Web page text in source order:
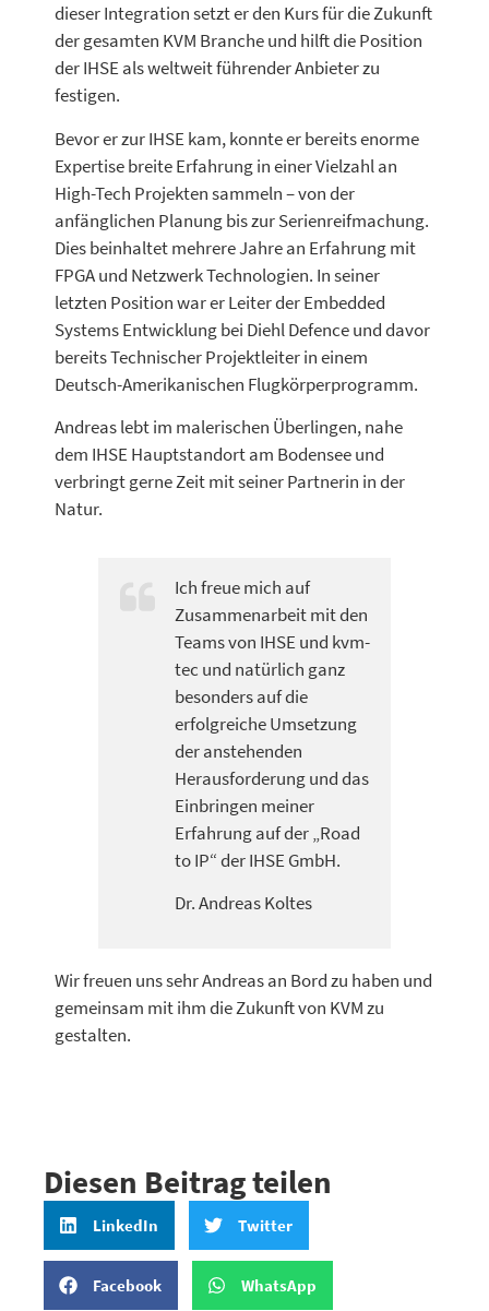
dieser Integration setzt er den Kurs für die Zukunft
der gesamten KVM Branche und hilft die Position
der IHSE als weltweit führender Anbieter zu
festigen.
Bevor er zur IHSE kam, konnte er bereits enorme
Expertise breite Erfahrung in einer Vielzahl an
High-Tech Projekten sammeln – von der
anfänglichen Planung bis zur Serienreifmachung.
Dies beinhaltet mehrere Jahre an Erfahrung mit
FPGA und Netzwerk Technologien. In seiner
letzten Position war er Leiter der Embedded
Systems Entwicklung bei Diehl Defence und davor
bereits Technischer Projektleiter in einem
Deutsch-Amerikanischen Flugkörperprogramm.
Andreas lebt im malerischen Überlingen, nahe
dem IHSE Hauptstandort am Bodensee und
verbringt gerne Zeit mit seiner Partnerin in der
Natur.
Ich freue mich auf
Zusammenarbeit mit den
Teams von IHSE und kvm-
tec und natürlich ganz
besonders auf die
erfolgreiche Umsetzung
der anstehenden
Herausforderung und das
Einbringen meiner
Erfahrung auf der „Road
to IP“ der IHSE GmbH.
Dr. Andreas Koltes
Wir freuen uns sehr Andreas an Bord zu haben und
gemeinsam mit ihm die Zukunft von KVM zu
gestalten.
Diesen Beitrag teilen
LinkedIn Twitter
Facebook WhatsApp